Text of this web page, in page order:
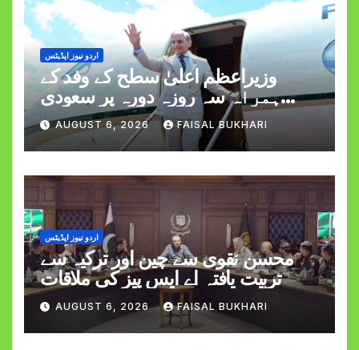
اردو نیوز اپڈیٹس
وزیراعظم اعلیٰ سطح کے وفد کے
ہمراہ سہ روزہ دورہ پر سعودی
عرب روانہ
AUGUST 6, 2026 FAISAL BUKHARI
اردو نیوز اپڈیٹس
محسن نقوی سے چین اور ترکیہ سے
تربیت یافتہ اے ایس پیز کی ملاقات
AUGUST 6, 2026 FAISAL BUKHARI